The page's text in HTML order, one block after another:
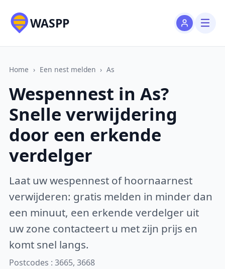
WASPP
Home › Een nest melden › As
Wespennest in As?
Snelle verwijdering
door een erkende
verdelger
Laat uw wespennest of hoornaarnest
verwijderen: gratis melden in minder dan
een minuut, een erkende verdelger uit
uw zone contacteert u met zijn prijs en
komt snel langs.
Postcodes : 3665, 3668